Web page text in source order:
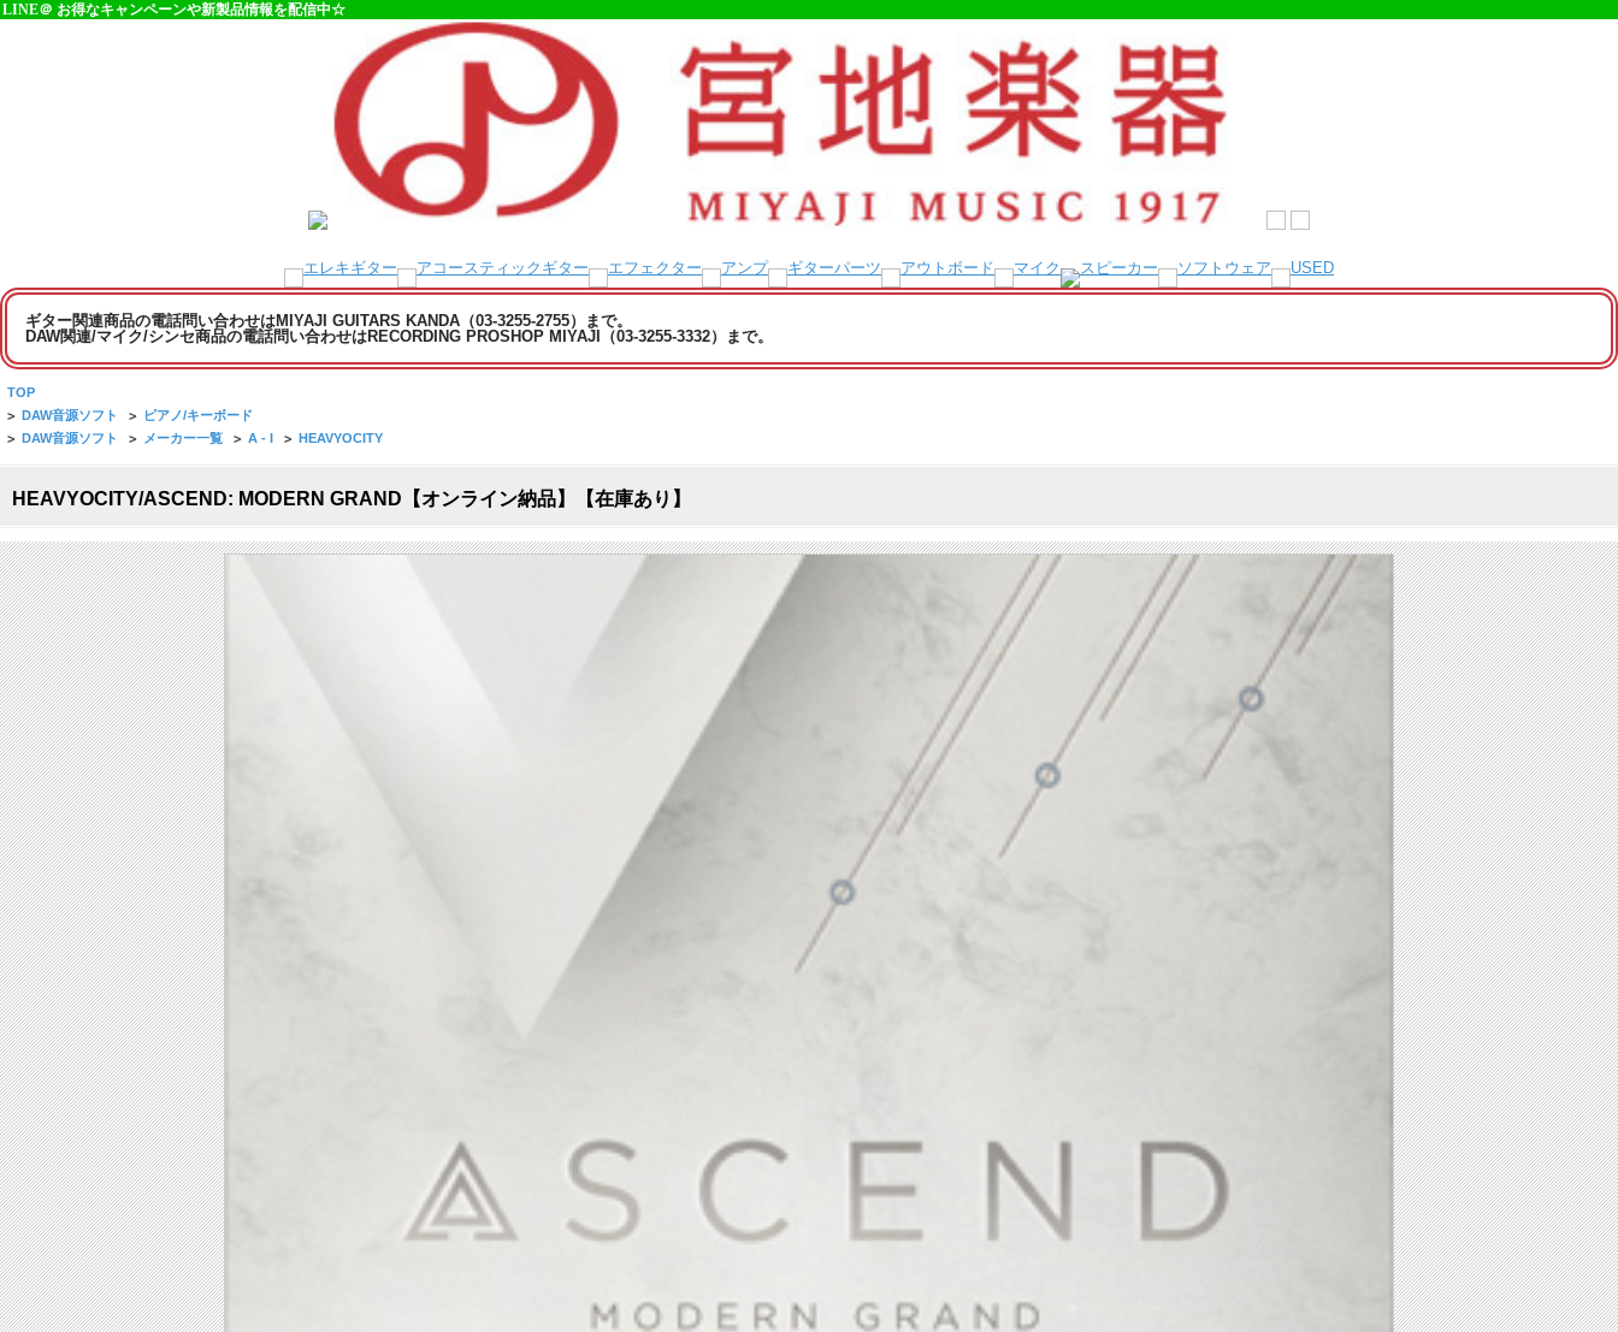
LINE＠ お得なキャンペーンや新製品情報を配信中☆
ギター関連商品の電話問い合わせはMIYAJI GUITARS KANDA（03-3255-2755）まで。
DAW関連/マイク/シンセ商品の電話問い合わせはRECORDING PROSHOP MIYAJI（03-3255-3332）まで。
TOP
> DAW音源ソフト > ピアノ/キーボード
> DAW音源ソフト > メーカー一覧 > A - I > HEAVYOCITY
HEAVYOCITY/ASCEND: MODERN GRAND【オンライン納品】【在庫あり】